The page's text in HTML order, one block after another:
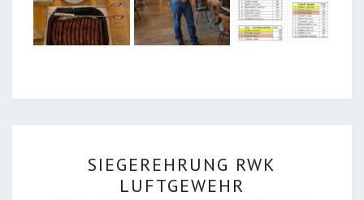
RWK
LUFTGEWEHR
SIEGEREHRUNG RWK
LUFTGEWEHR